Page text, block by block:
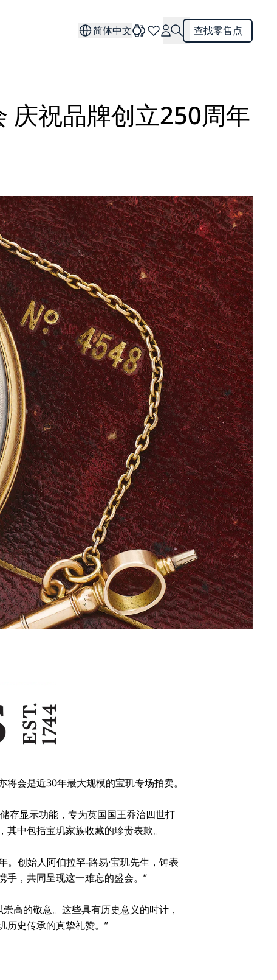
简体中文 查找零售点
庆祝品牌创立250周年
会是近30年最大规模的宝玑专场拍卖。
存显示功能，专为英国国王乔治四世打
中包括宝玑家族收藏的珍贵表款。
创始人阿伯拉罕-路易·宝玑先生，钟表
手，共同呈现这一难忘的盛会。”
高的敬意。这些具有历史意义的时计，
历史传承的真挚礼赞。”